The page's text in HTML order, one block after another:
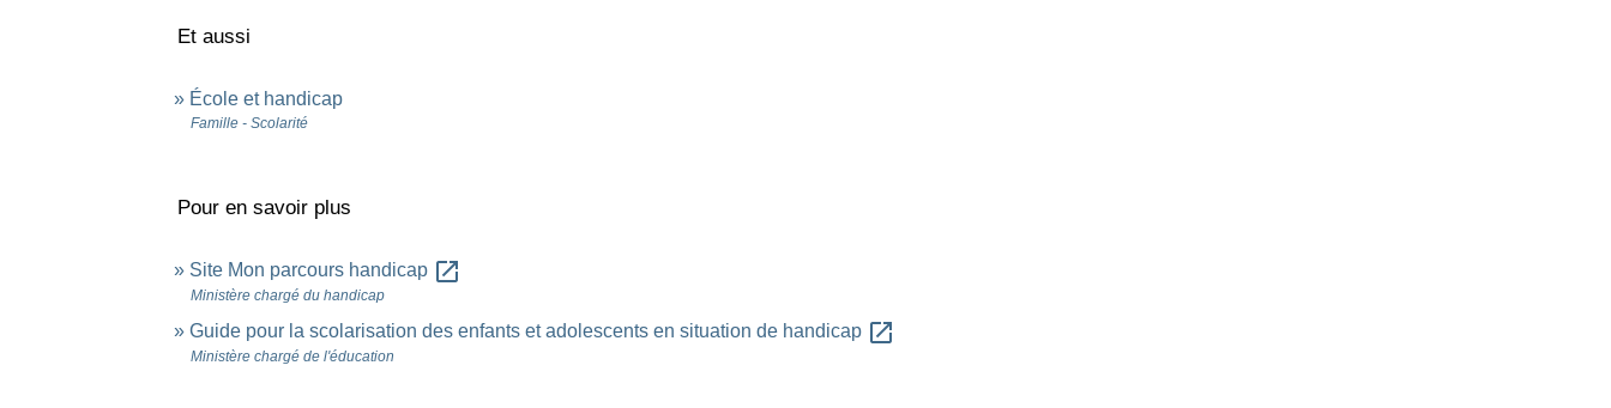
Et aussi
École et handicap
Famille - Scolarité
Pour en savoir plus
Site Mon parcours handicap open_in_new
Ministère chargé du handicap
Guide pour la scolarisation des enfants et adolescents en situation de handicap open_in_new
Ministère chargé de l'éducation